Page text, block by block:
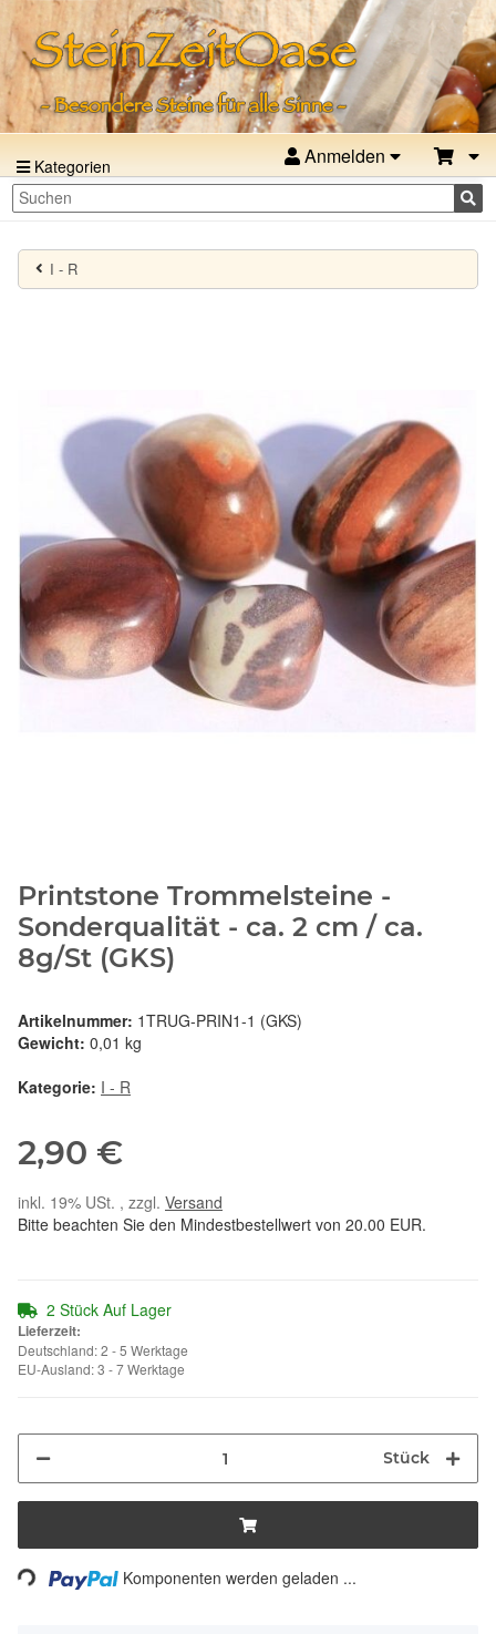
Kategorien Anmelden
I - R
Printstone Trommelsteine -
Sonderqualität - ca. 2 cm / ca.
8g/St (GKS)
Artikelnummer: 1TRUG-PRIN1-1 (GKS)
Gewicht: 0,01 kg
Kategorie: I - R
2,90 €
inkl. 19% USt. , zzgl. Versand
Bitte beachten Sie den Mindestbestellwert von 20.00 EUR.
2 Stück Auf Lager
Lieferzeit:
Deutschland: 2 - 5 Werktage
EU-Ausland: 3 - 7 Werktage
Stück
Loading... Komponenten werden geladen ...